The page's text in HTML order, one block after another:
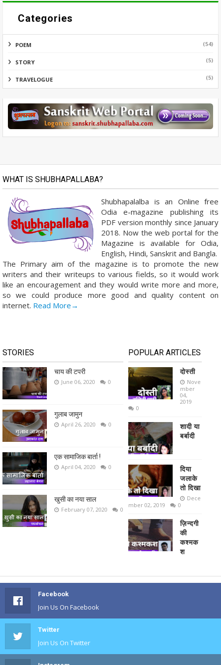
Categories
POEM (54)
STORY (5)
TRAVELOGUE (5)
WHAT IS SHUBHAPALLABA?
Shubhapalalba is an Online free
Odia e-magazine publishing its
PDF version monthly since January
2018. Now the web portal for the
Magazine is available for Odia,
English, Hindi, Sanskrit and Bangla.
The Primary aim of the magazine is to promote the new
writers and their writeups to various fields, so it would work
like an encouragement and they would write more and more,
so we could produce more good and quality content on
internet. Read More→
STORIES
चाय की टपरी
June 06, 2020 0
गुलाब जामुन
April 26, 2020 0
एक सामाजिक बार्ता !
April 04, 2020 0
खुसी का नया साल
February 07, 2020 0
POPULAR ARTICLES
दोस्ती
Nove
mber
04,
2019
0
शादी या
बर्बादी
दिया
जलाके
तो दिखा
Dece
mber 02, 2019
0
ज़िन्दगी
की
कश्मक
श
Facebook
Join Us On Facebook
Twitter
Join Us On Twitter